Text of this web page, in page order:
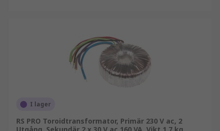
I lager
RS PRO Toroidtransformator, Primär 230 V ac, 2